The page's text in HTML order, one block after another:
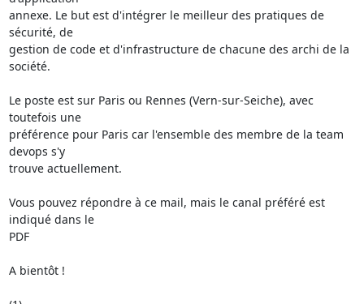
annexe. Le but est d'intégrer le meilleur des pratiques de
sécurité, de
gestion de code et d'infrastructure de chacune des archi de la
société.
Le poste est sur Paris ou Rennes (Vern-sur-Seiche), avec
toutefois une
préférence pour Paris car l'ensemble des membre de la team
devops s'y
trouve actuellement.
Vous pouvez répondre à ce mail, mais le canal préféré est
indiqué dans le
PDF
A bientôt !